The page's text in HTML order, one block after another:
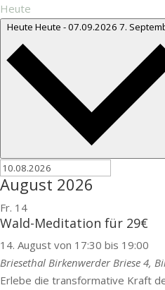
Heute
Heute Heute -07.09.2026 7.
August 2026
Fr. 14
Wald-Meditation für 29€
14. August von 17:30 bis 19:00
Briesethal BirkenwerderBriese 4,
Erlebe die transformative Kraft